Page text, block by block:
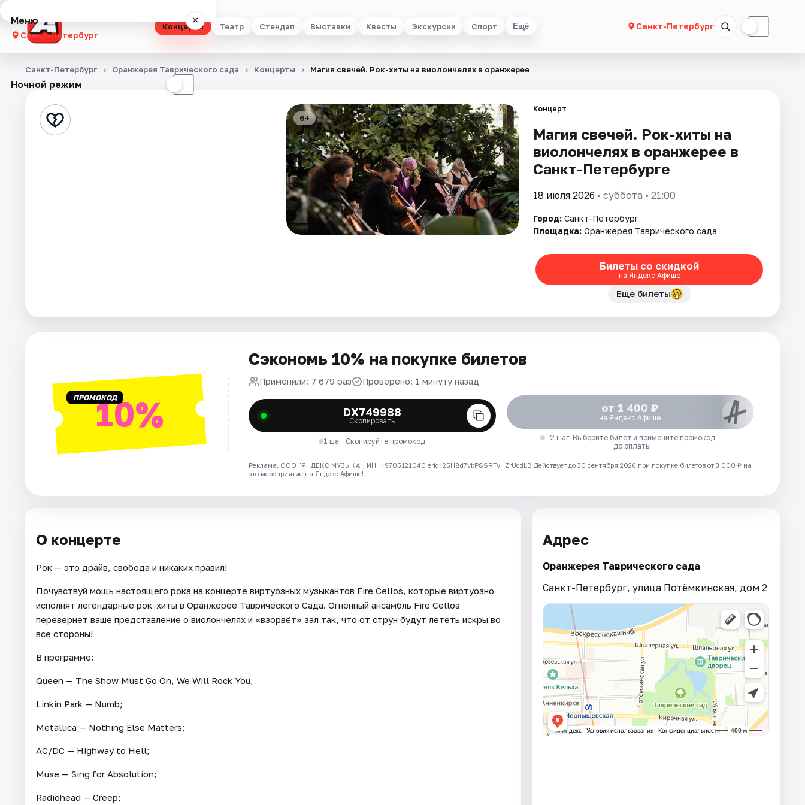
Концерты Театр Стендап Выставки Квесты Экскурсии Спорт Ещё Санкт-Петербург ☾
Меню ×
Санкт-Петербург
Концерты
Стендап
Рейтинги
Ночной режим ☾
Санкт-Петербург Оранжерея Таврического сада Концерты Магия свечей. Рок-хиты на виолончелях в оранжерее
6+
Концерт
Магия свечей. Рок-хиты на
виолончелях в оранжерее в
Санкт-Петербурге
18 июля 2026 • суббота • 21:00
Город: Санкт-Петербург
Площадка: Оранжерея Таврического сада
Билеты со скидкой
на Яндекс Афише
Еще билеты
ПРОМОКОД10%
Сэкономь 10% на покупке билетов
Применили: 7 679 раз Проверено: 1 минуту назад
DX749988
Скопировать
1 шаг. Скопируйте промокод
от 1 400 ₽
на Яндекс Афише
2 шаг. Выберите билет и примените промокод
до оплаты
Реклама. ООО "ЯНДЕКС МУЗЫКА", ИНН: 9705121040 erid: 25H8d7vbP8SRTvHZrUcdLB Действует до 30 сентября 2026 при покупке билетов от 3 000 ₽ на
это мероприятие на Яндекс Афише!
О концерте
Рок — это драйв, свобода и никаких правил!
Почувствуй мощь настоящего рока на концерте виртуозных музыкантов Fire Cellos, которые виртуозно
исполнят легендарные рок-хиты в Оранжерее Таврического Сада. Огненный ансамбль Fire Cellos
перевернет ваше представление о виолончелях и «взорвёт» зал так, что от струн будут лететь искры во
все стороны!
В программе:
Queen — The Show Must Go On, We Will Rock You;
Linkin Park — Numb;
Metallica — Nothing Else Matters;
AC/DC — Highway to Hell;
Muse — Sing for Absolution;
Radiohead — Creep;
Адрес
Оранжерея Таврического сада
Санкт-Петербург, улица Потёмкинская, дом 2